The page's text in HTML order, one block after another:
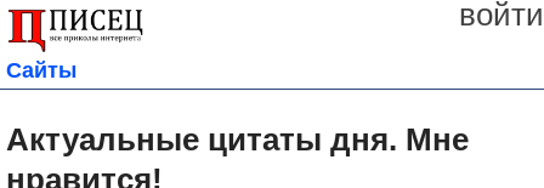
войти
Сайты
Актуальные цитаты дня. Мне
нравится!